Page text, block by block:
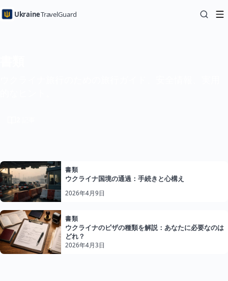
UkraineTravelGuard
書類
ウクライナ国境の通過：手続きと心構え
2026年4月9日
書類
ウクライナのビザの種類を解説：あなたに必要なのは
どれ？
2026年4月3日